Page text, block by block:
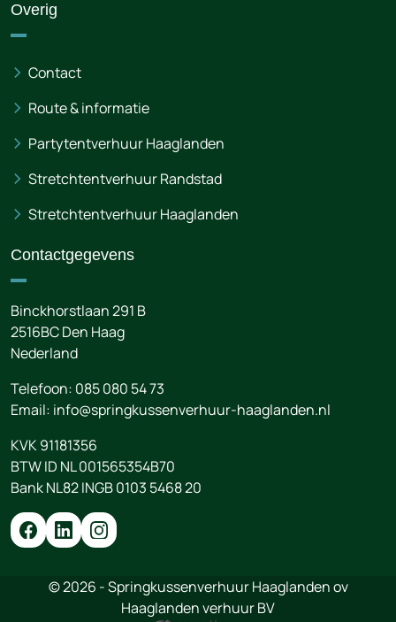
Overig
Contact
Route & informatie
Partytentverhuur Haaglanden
Stretchtentverhuur Randstad
Stretchtentverhuur Haaglanden
Contactgegevens
Binckhorstlaan 291 B
2516BCDen Haag
Nederland
Telefoon: 085 080 54 73
Email: info@springkussenverhuur-haaglanden.nl
KVK 91181356
BTW ID NL 001565354B70
Bank NL82 INGB 0103 5468 20
© 2026 - Springkussenverhuur Haaglanden ov
Haaglanden verhuur BV